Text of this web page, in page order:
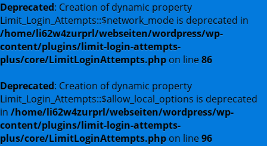
Deprecated: Creation of dynamic property
Limit_Login_Attempts::$network_mode is deprecated in
/home/li62w4zurprl/webseiten/wordpress/wp-
content/plugins/limit-login-attempts-
plus/core/LimitLoginAttempts.php on line86
Deprecated: Creation of dynamic property
Limit_Login_Attempts::$allow_local_options is deprecated
in /home/li62w4zurprl/webseiten/wordpress/wp-
content/plugins/limit-login-attempts-
plus/core/LimitLoginAttempts.php on line96